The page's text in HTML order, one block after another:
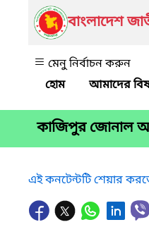
বাংলাদেশ
মেনু নির্বাচন করুন
আমাদের
কাজিপুর জোনাল
এই কনটেন্টটি শেয়ার